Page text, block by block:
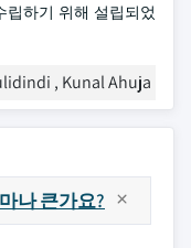
립하기 위해 설립되었
, Kunal Ahuja
나 큰가요?